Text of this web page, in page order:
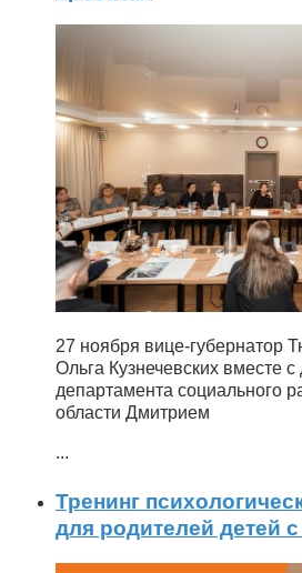
27 ноября вице-губернатор
Ольга Кузнечевских вместе
департамента социального
области Дмитрием
...
Тренинг
для родителей детей